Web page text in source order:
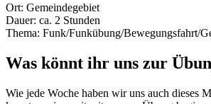
Ort: Gemeindegebiet
Dauer: ca. 2 Stunden
Thema: Funk/Funkübung/Bewegungsfahrt/
Was könnt ihr uns zur
Wie jede Woche haben wir uns auch dieses